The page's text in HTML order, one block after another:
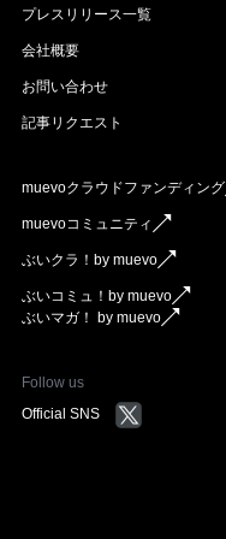
プレスリリース一覧
会社概要
お問い合わせ
記事リクエスト
muevoクラウドファンディング
muevoコミュニティ
ぶいクラ！by muevo
ぶいコミュ！by muevo
ぶいマガ！ by muevo
Follow us
Official SNS